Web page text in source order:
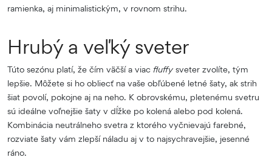
ramienka, aj minimalistickým, v rovnom strihu.
Hrubý a veľký sveter
Túto sezónu platí, že čím väčší a viac fluffysveter zvolíte, tým
lepšie. Môžete si ho obliecť na vaše obľúbené letné šaty, ak strih
šiat povolí, pokojne aj na neho. K obrovskému, pletenému svetru
sú ideálne voľnejšie šaty v dĺžke po kolená alebo pod kolená.
Kombinácia neutrálneho svetra z ktorého vyčnievajú farebné,
rozviate šaty vám zlepší náladu aj v to najsychravejšie, jesenné
ráno.